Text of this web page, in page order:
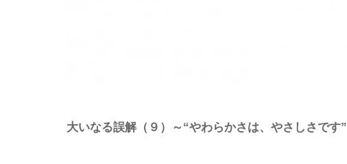
大いなる誤解（９）～“やわらかさは、やさしさです”